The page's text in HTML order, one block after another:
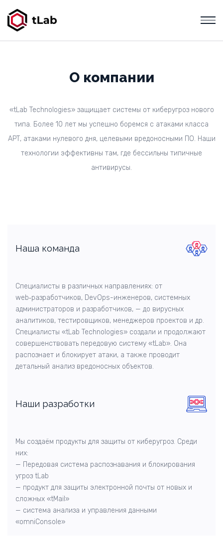
О компании
«tLab Technologies» защищает системы от киберугроз нового
типа. Более 10 лет мы успешно боремся с атаками класса
АРТ, атаками нулевого дня, целевыми вредоносными ПО. Наши
технологии эффективны там, где бессильны типичные
антивирусы.
Наша команда
Специалисты в различных направлениях: от
web‑разработчиков, DevOps-инженеров, системных
администраторов и разработчиков, — до вирусных
аналитиков, тестировщиков, менеджеров проектов и др.
Специалисты «tLab Technologies» создали и продолжают
совершенствовать передовую систему «tLab». Она
распознает и блокирует атаки, а также проводит
детальный анализ вредоносных объектов.
Наши разработки
Мы создаём продукты для защиты от киберугроз. Среди
них:
— Передовая система распознавания и блокирования
угроз tLab
— продукт для защиты электронной почты от новых и
сложных «tMail»
— система анализа и управления данными
«omniConsole»